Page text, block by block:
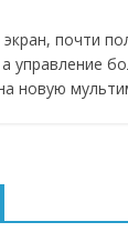
почти
управление
новую